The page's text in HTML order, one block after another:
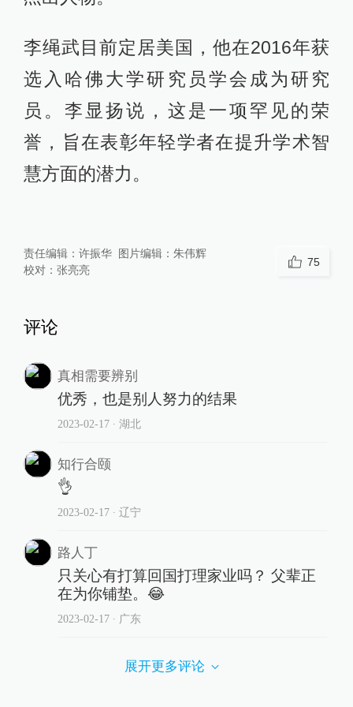
李绳武目前定居美国，他在2016年获
选入哈佛大学研究员学会成为研究
员。李显扬说，这是一项罕见的荣
誉，旨在表彰年轻学者在提升学术智
慧方面的潜力。
责任编辑： 许振华 图片编辑： 朱伟辉
校对： 张亮亮
75
评论
真相需要辨别
优秀，也是别人努力的结果
2023-02-17∙ 湖北
知行合颐
👌
2023-02-17∙ 辽宁
路人丁
只关心有打算回国打理家业吗？ 父辈正
在为你铺垫。😂
2023-02-17∙ 广东
展开更多评论